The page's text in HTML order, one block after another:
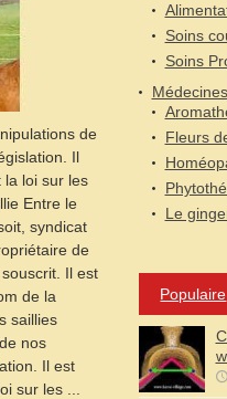
de
Il
la loi sur les
Entre le
syndicat
de
Il est
de la
saillies
nos
Il est
sur les ...
Soins
Soins
Fleurs
Le
Populaire